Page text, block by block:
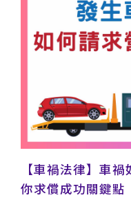
【車禍法律】車
你求償成功關鍵點